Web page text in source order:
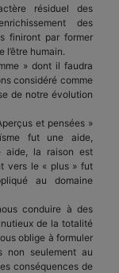
résiduel des
des
finiront par former
l’être humain.
» dont il faudra
considéré comme
de notre évolution
et pensées »
fut une aide,
aide, la raison est
vers le « plus » fut
au domaine
conduire à des
de la totalité
oblige à formuler
non seulement au
conséquences de